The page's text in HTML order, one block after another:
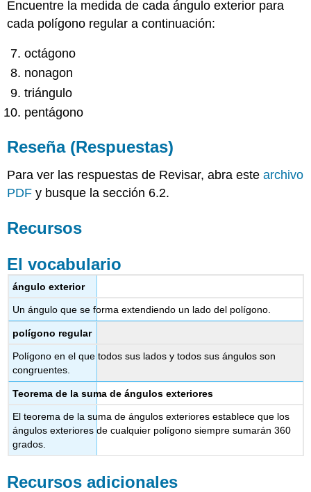
Encuentre la medida de cada ángulo exterior para
cada polígono regular a continuación:
octágono
nonagon
triángulo
pentágono
Reseña (Respuestas)
Para ver las respuestas de Revisar, abra estearchivo
PDF y busque la sección 6.2.
Recursos
El vocabulario
ángulo exterior
Un ángulo que se forma extendiendo un lado del polígono.
polígono regular
Polígono en el que todos sus lados y todos sus ángulos son
congruentes.
Teorema de la suma de ángulos exteriores
El teorema de la suma de ángulos exteriores establece que los
ángulos exteriores de cualquier polígono siempre sumarán 360
grados.
Recursos adicionales